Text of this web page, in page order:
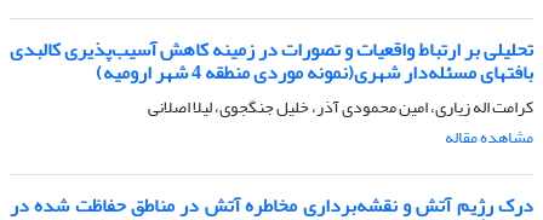
تحلیلی بر ارتباط واقعیات و تصورات در زمینه کاهش آسیب‌پذیری کالبدی
بافتهای مسئله‌دار شهری(نمونه موردی منطقه 4 شهر ارومیه)
کرامت اله زیاری، امین محمودی آذر، خلیل جنگجوی، لیلا اصلانی
مشاهده مقاله
درک رژیم آتش و نقشه‌برداری مخاطره آتش در مناطق حفاظت شده در